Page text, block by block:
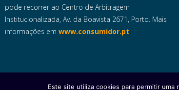
pode recorrer ao Centro de Arbitragem
Institucionalizada, Av. da Boavista 2671, Porto. Mais
informações em www.consumidor.pt
Copyright © 2025 e- Global Notícias em Português |
Este site utiliza cookies para permitir